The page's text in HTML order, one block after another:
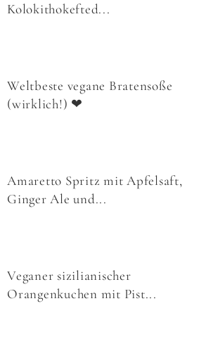
Kolokithokefted...
Weltbeste vegane Bratensoße
(wirklich!) ❤
Amaretto Spritz mit Apfelsaft,
Ginger Ale und...
Veganer sizilianischer
Orangenkuchen mit Pist...